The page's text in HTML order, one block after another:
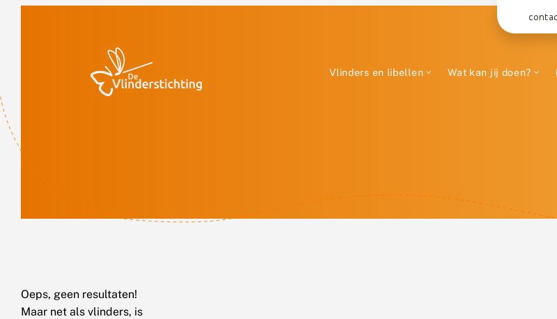
Vlinders en libellen Wat kan jij doen?
Oeps, geen resultaten!
Maar net als vlinders, is